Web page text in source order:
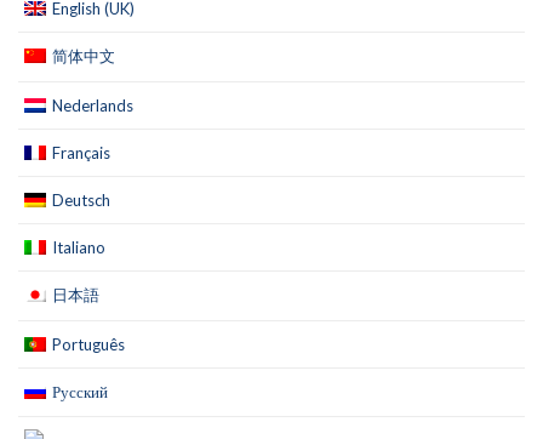
English (UK)
简体中文
Nederlands
Français
Deutsch
Italiano
日本語
Português
Русский